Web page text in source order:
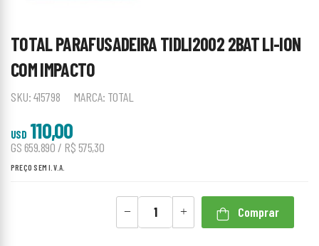
TOTAL PARAFUSADEIRA TIDLI2002 2BAT LI-ION
COM IMPACTO
SKU:415798 MARCA: TOTAL
USD 110,00
GS 659.890 / R$ 575,30
PREÇO SEM I.V.A.
Comprar